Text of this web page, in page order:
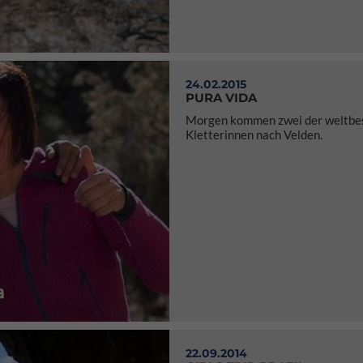
24.02.2015
PURA VIDA
Morgen kommen zwei der
Kletterinnen nach Velden.
22.09.2014